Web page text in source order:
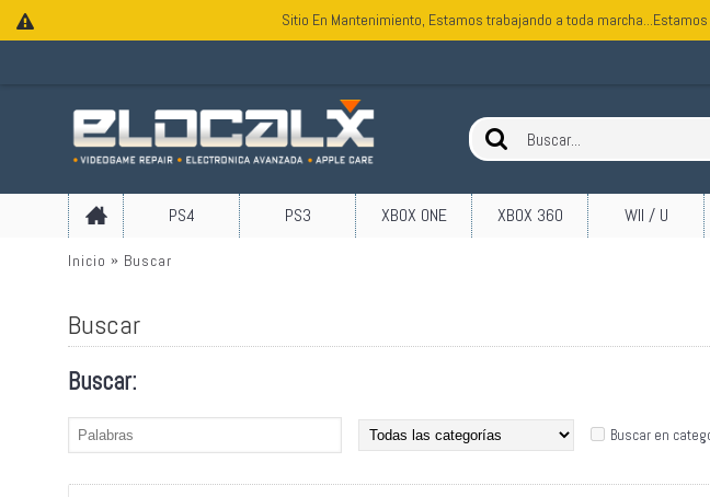
Sitio En Mantenimiento, Estamos trabajando a toda
PS4 PS3 XBOX ONE XBOX 360 WII / U
Inicio Buscar
Buscar
Buscar:
Buscar en